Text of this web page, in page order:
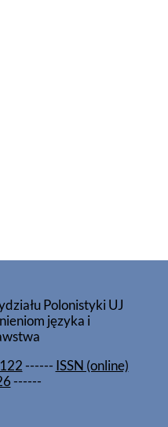
Polonistyki UJ
języka i
------ ISSN (online)
------